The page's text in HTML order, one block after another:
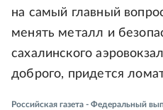
на самый главный
менять металл и
сахалинского
доброго, придется
Российская газета - Федеральный